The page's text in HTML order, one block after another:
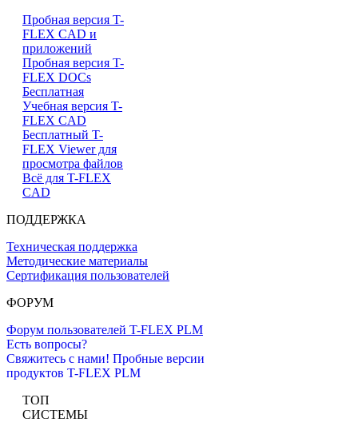
Пробная версия T-
FLEX CAD и
приложений
Пробная версия T-
FLEX DOCs
Бесплатная
Учебная версия T-
FLEX CAD
Бесплатный T-
FLEX Viewer для
просмотра файлов
Всё для T-FLEX
CAD
ПОДДЕРЖКА
Техническая поддержка
Методические материалы
Сертификация пользователей
ФОРУМ
Форум пользователей T-FLEX PLM
Есть вопросы?
Свяжитесь с нами! Пробные версии
продуктов T-FLEX PLM
ТОП
СИСТЕМЫ